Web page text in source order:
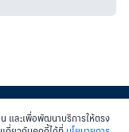
และเพื่อพัฒนาบริการให้ตรง